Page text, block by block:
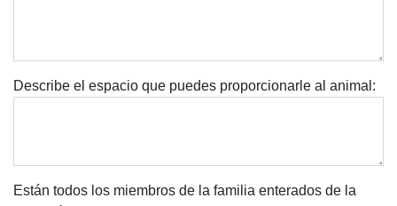
Describe el espacio que puedes proporcionarle al animal:
Están todos los miembros de la familia enterados de la